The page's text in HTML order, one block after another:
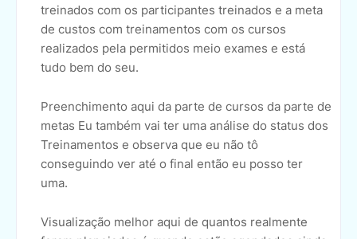
treinados com os participantes treinados e a meta
de custos com treinamentos com os cursos
realizados pela permitidos meio exames e está
tudo bem do seu.
Preenchimento aqui da parte de cursos da parte de
metas Eu também vai ter uma análise do status dos
Treinamentos e observa que eu não tô
conseguindo ver até o final então eu posso ter
uma.
Visualização melhor aqui de quantos realmente